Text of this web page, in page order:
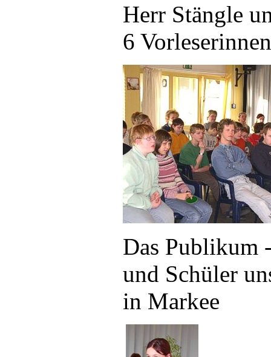
Herr Stängle
6
Das Publikum
und Schüler
in Markee